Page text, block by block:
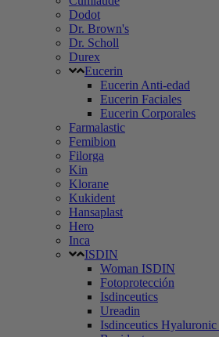
Dodot
Dr. Brown's
Dr. Scholl
Durex
Eucerin
Eucerin Anti-edad
Eucerin Faciales
Eucerin Corporales
Farmalastic
Femibion
Filorga
Kin
Klorane
Kukident
Hansaplast
Hero
Inca
ISDIN
Woman ISDIN
Fotoprotección
Isdinceutics
Ureadin
Isdinceutics